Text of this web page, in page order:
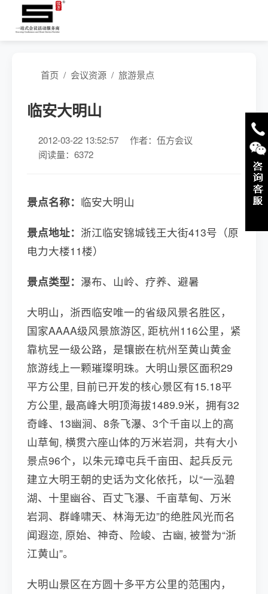
首页 / 会议资源 / 旅游景点
临安大明山
2012-03-22 13:52:57
作者：伍方会议
阅读量：6372
景点名称： 临安大明山
景点地址： 浙江临安锦城钱王大街413号（原
电力大楼11楼）
景点类型： 瀑布、山岭、疗养、避暑
大明山，浙西临安唯一的省级风景名胜区，
国家AAAA级风景旅游区, 距杭州116公里，紧
靠杭昱一级公路，是镶嵌在杭州至黄山黄金
旅游线上一颗璀璨明珠。大明山景区面积29
平方公里, 目前已开发的核心景区有15.18平
方公里, 最高峰大明顶海拔1489.9米，拥有32
奇峰、13幽涧、8条飞瀑、3个千亩以上的高
山草甸, 横贯六座山体的万米岩洞，共有大小
景点96个，以朱元璋屯兵千亩田、起兵反元
建立大明王朝的史话为文化依托，以“一泓碧
湖、十里幽谷、百丈飞瀑、千亩草甸、万米
岩洞、群峰啸天、林海无边”的绝胜风光而名
闻遐迩, 原始、神奇、险峻、古幽, 被誉为“浙
江黄山”。
大明山景区在方圆十多平方公里的范围内，